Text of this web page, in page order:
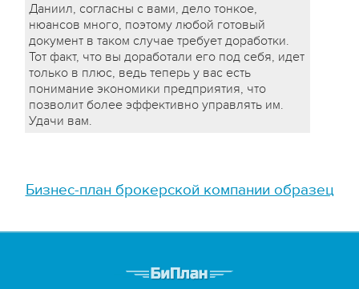
Даниил, согласны с вами, дело тонкое,
нюансов много, поэтому любой готовый
документ в таком случае требует доработки.
Тот факт, что вы доработали его под себя, идет
только в плюс, ведь теперь у вас есть
понимание экономики предприятия, что
позволит более эффективно управлять им.
Удачи вам.
Бизнес-план брокерской компании образец